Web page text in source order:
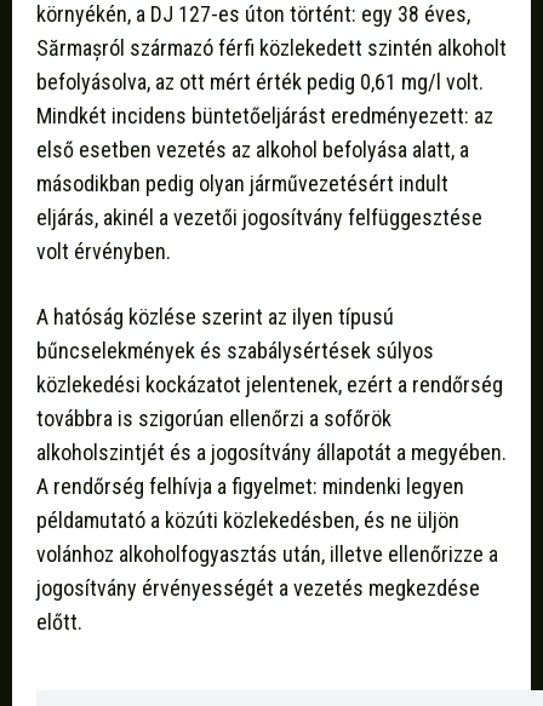
környékén, a DJ 127-es úton történt: egy 38 éves,
Sărmașról származó férfi közlekedett szintén alkoholt
befolyásolva, az ott mért érték pedig 0,61 mg/l volt.
Mindkét incidens büntetőeljárást eredményezett: az
első esetben vezetés az alkohol befolyása alatt, a
másodikban pedig olyan járművezetésért indult
eljárás, akinél a vezetői jogosítvány felfüggesztése
volt érvényben.
A hatóság közlése szerint az ilyen típusú
bűncselekmények és szabálysértések súlyos
közlekedési kockázatot jelentenek, ezért a rendőrség
továbbra is szigorúan ellenőrzi a sofőrök
alkoholszintjét és a jogosítvány állapotát a megyében.
A rendőrség felhívja a figyelmet: mindenki legyen
példamutató a közúti közlekedésben, és ne üljön
volánhoz alkoholfogyasztás után, illetve ellenőrizze a
jogosítvány érvényességét a vezetés megkezdése
előtt.